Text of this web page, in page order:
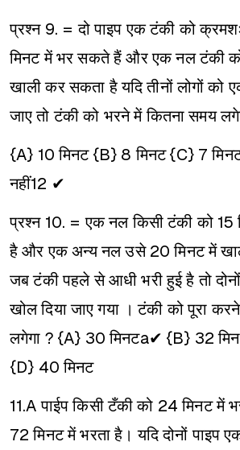
प्रश्न 9. = दो पाइप एक टंकी को
मिनट में भर सकते हैं और एक नल टंकी
खाली कर सकता है यदि तीनों लोगों को
जाए तो टंकी को भरने में कितना समय
{A} 10 मिनट {B} 8 मिनट {C} 7
नहीं12 ✔
प्रश्न 10. = एक नल किसी टंकी को 15
है और एक अन्य नल उसे 20 मिनट में
जब टंकी पहले से आधी भरी हुई है तो
खोल दिया जाए गया । टंकी को पूरा
लगेगा ? {A} 30 मिनटa✔ {B} 32
{D} 40 मिनट
11.A पाईप किसी टँकी को 24 मिनट में
72 मिनट में भरता है। यदि दोनों पाइप